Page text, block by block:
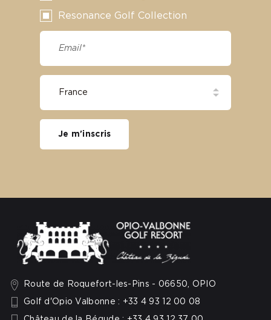
Route de Roquefort-les-Pins - 06650, OPIO
Golf d'Opio Valbonne : +33 4 93 12 00 08
Resonance Golf Collection
Je m'inscris